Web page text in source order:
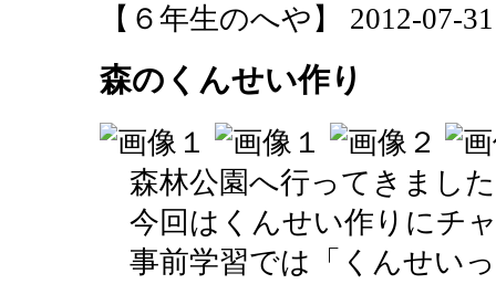
【６年生のへや】 2012-07-
森のくんせい作り
森林公園へ行ってきまし
今回はくんせい作りにチ
事前学習では「くんせい